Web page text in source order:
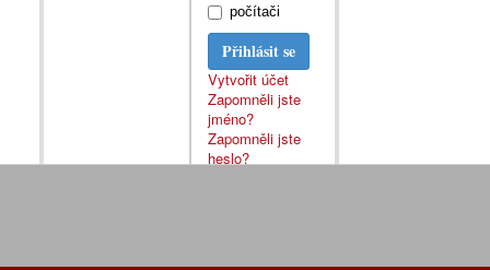
počítači
Přihlásit se
Vytvořit účet
Zapomněli jste
jméno?
Zapomněli jste
heslo?